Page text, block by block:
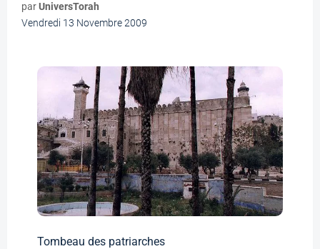
parUniversTorah
Vendredi 13 Novembre 2009
Tombeau des patriarches